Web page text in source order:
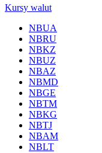
Kursy walut
NBUA
NBRU
NBKZ
NBUZ
NBAZ
NBMD
NBGE
NBTM
NBKG
NBTJ
NBAM
NBLT